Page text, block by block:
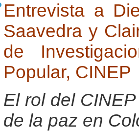
Entrevista a
Saavedra y
de
Popular, CINEP
El rol del
de la paz en